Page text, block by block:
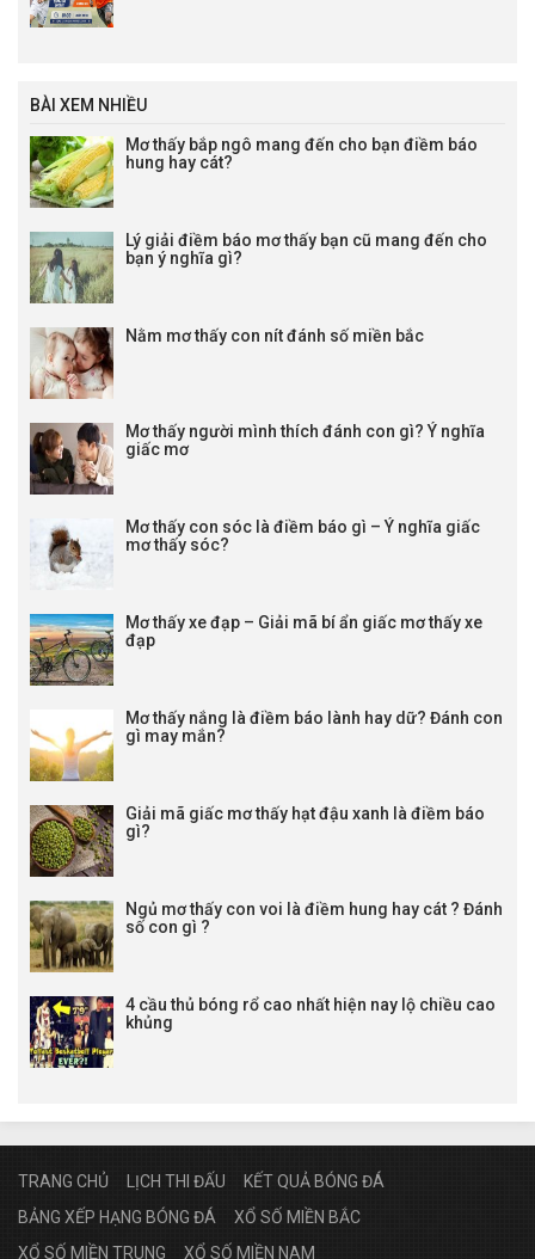
BÀI XEM NHIỀU
Mơ thấy bắp ngô mang đến cho bạn điềm báo
hung hay cát?
Lý giải điềm báo mơ thấy bạn cũ mang đến cho
bạn ý nghĩa gì?
Nằm mơ thấy con nít đánh số miền bắc
Mơ thấy người mình thích đánh con gì? Ý nghĩa
giấc mơ
Mơ thấy con sóc là điềm báo gì – Ý nghĩa giấc
mơ thấy sóc?
Mơ thấy xe đạp – Giải mã bí ẩn giấc mơ thấy xe
đạp
Mơ thấy nắng là điềm báo lành hay dữ? Đánh con
gì may mắn?
Giải mã giấc mơ thấy hạt đậu xanh là điềm báo
gì?
Ngủ mơ thấy con voi là điềm hung hay cát ? Đánh
số con gì ?
4 cầu thủ bóng rổ cao nhất hiện nay lộ chiều cao
khủng
TRANG CHỦ LỊCH THI ĐẤU
KẾT QUẢ BÓNG ĐÁ
BẢNG XẾP HẠNG BÓNG ĐÁ
XỔ SỐ MIỀN BẮC
XỔ SỐ MIỀN TRUNG
XỔ SỐ MIỀN NAM